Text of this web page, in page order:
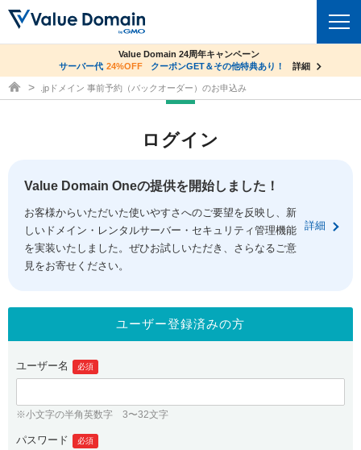
ドメイントップ
ドメイン移管
ドメイン価格一覧
ドメイン一括検索
.jpドメインオークション
gTLDオークション NEW!
.jpドメインバックオーダー
プレミアムドメイン
人気ドメインの種類
コアサーバー
バリューサーバー
XREA
セキュリティトップ
Value Domain ネットde診断
SSL証明書
サービストップ
お得意様割引
紹介制度
バリュードメインAPI
ドメイン・ホスティングOEM
facebook
ログイン
従来のバリュードメインをご利用希望の方
ユーザー登録
co.jpドメイン✕コアサーバーV2ビジネス応援キャンペーン
サーバー料金1年間無料
詳細
Value Domain 24周年キャンペーン
サーバー代 24%OFF クーポンGET＆その他特典あり！ 詳細
ドメイン取得ならバリュードメイン
.jpドメイン 事前予約（バックオーダー）のお申込み
ログイン
Value Domain Oneの提供を開始しました！
お客様からいただいた使いやすさへのご要望を反映し、新
しいドメイン・レンタルサーバー・セキュリティ管理機能
を実装いたしました。ぜひお試しいただき、さらなるご意
見をお寄せください。
詳細
ユーザー登録済みの方
ユーザー名 必須
※小文字の半角英数字 3〜32文字
パスワード 必須